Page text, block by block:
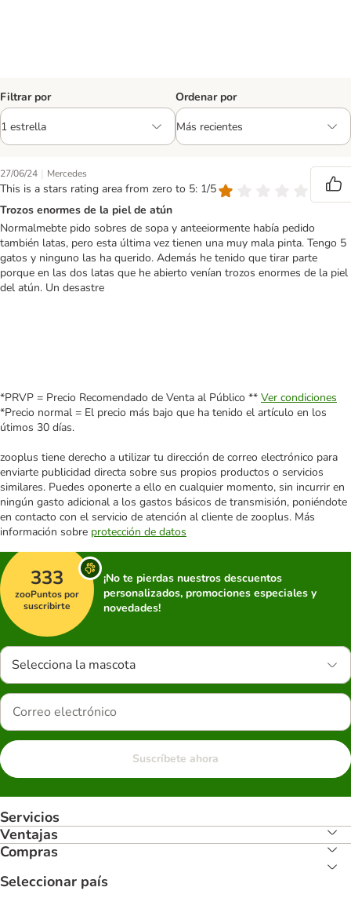
Filtrar por Ordenar por
27/06/24 | Mercedes
This is a stars rating area from zero to 5: 1/5
Trozos enormes de la piel de atún
Normalmebte pido sobres de sopa y anteeiormente había pedido
también latas, pero esta última vez tienen una muy mala pinta. Tengo 5
gatos y ninguno las ha querido. Además he tenido que tirar parte
porque en las dos latas que he abierto venían trozos enormes de la piel
del atún. Un desastre
*PRVP = Precio Recomendado de Venta al Público ** Ver condiciones
*Precio normal = El precio más bajo que ha tenido el artículo en los
útimos 30 días.
zooplus tiene derecho a utilizar tu dirección de correo electrónico para
enviarte publicidad directa sobre sus propios productos o servicios
similares. Puedes oponerte a ello en cualquier momento, sin incurrir en
ningún gasto adicional a los gastos básicos de transmisión, poniéndote
en contacto con el servicio de atención al cliente de zooplus. Más
información sobre protección de datos
333
zooPuntos por
suscribirte
¡No te pierdas nuestros descuentos
personalizados, promociones especiales y
novedades!
Selecciona la mascota
Suscríbete ahora
Servicios
Ventajas
Compras
Seleccionar país